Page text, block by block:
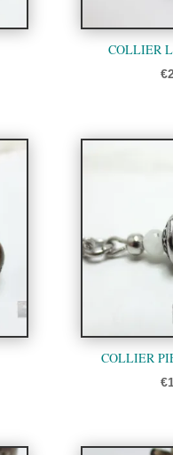
COLLIER
€
COLLIER
€